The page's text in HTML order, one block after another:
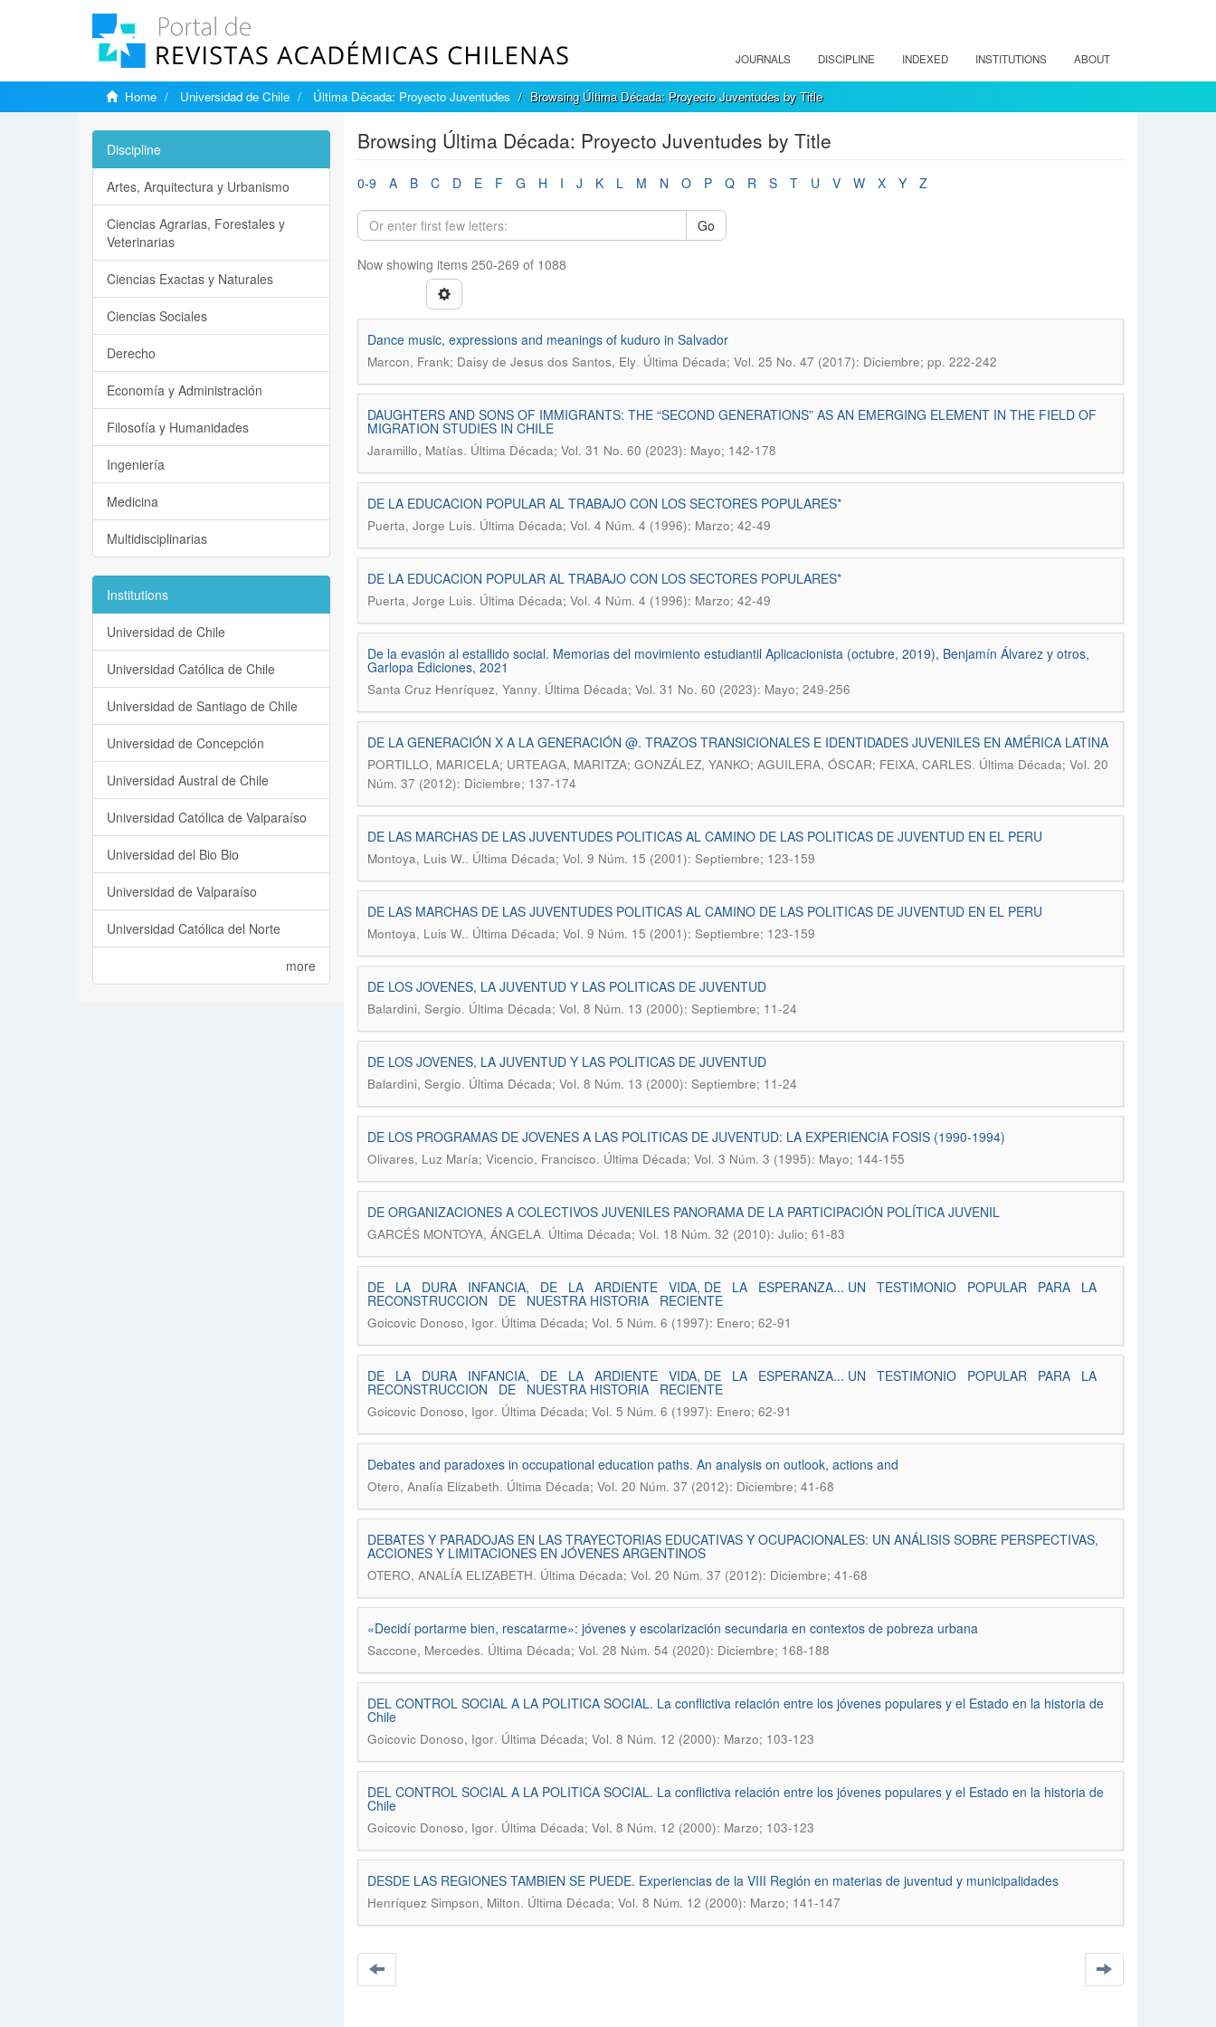
JOURNALS DISCIPLINE INDEXED INSTITUTIONS ABOUT
Home Universidad de Chile Última Década: Proyecto Juventudes Browsing Última Década: Proyecto Juventudes by Title
Browsing Última Década: Proyecto Juventudes by Title
0-9 A B C D E F G H I J K L M N O P Q R S T U V W X Y Z
Go
Now showing items 250-269 of 1088
Dance music, expressions and meanings of kuduro in Salvador
Marcon, Frank; Daisy de Jesus dos Santos, Ely. Última Década; Vol. 25 No. 47 (2017): Diciembre; pp. 222-242
DAUGHTERS AND SONS OF IMMIGRANTS: THE “SECOND GENERATIONS” AS AN EMERGING ELEMENT IN THE FIELD OF
MIGRATION STUDIES IN CHILE
Jaramillo, Matías. Última Década; Vol. 31 No. 60 (2023): Mayo; 142-178
DE LA EDUCACION POPULAR AL TRABAJO CON LOS SECTORES POPULARES*
Puerta, Jorge Luis. Última Década; Vol. 4 Núm. 4 (1996): Marzo; 42-49
DE LA EDUCACION POPULAR AL TRABAJO CON LOS SECTORES POPULARES*
Puerta, Jorge Luis. Última Década; Vol. 4 Núm. 4 (1996): Marzo; 42-49
De la evasión al estallido social. Memorias del movimiento estudiantil Aplicacionista (octubre, 2019), Benjamín Álvarez y otros,
Garlopa Ediciones, 2021
Santa Cruz Henríquez, Yanny. Última Década; Vol. 31 No. 60 (2023): Mayo; 249-256
DE LA GENERACIÓN X A LA GENERACIÓN @. TRAZOS TRANSICIONALES E IDENTIDADES JUVENILES EN AMÉRICA LATINA
PORTILLO, MARICELA; URTEAGA, MARITZA; GONZÁLEZ, YANKO; AGUILERA, ÓSCAR; FEIXA, CARLES. Última Década; Vol. 20
Núm. 37 (2012): Diciembre; 137-174
DE LAS MARCHAS DE LAS JUVENTUDES POLITICAS AL CAMINO DE LAS POLITICAS DE JUVENTUD EN EL PERU
Montoya, Luis W.. Última Década; Vol. 9 Núm. 15 (2001): Septiembre; 123-159
DE LAS MARCHAS DE LAS JUVENTUDES POLITICAS AL CAMINO DE LAS POLITICAS DE JUVENTUD EN EL PERU
Montoya, Luis W.. Última Década; Vol. 9 Núm. 15 (2001): Septiembre; 123-159
DE LOS JOVENES, LA JUVENTUD Y LAS POLITICAS DE JUVENTUD
Balardini, Sergio. Última Década; Vol. 8 Núm. 13 (2000): Septiembre; 11-24
DE LOS JOVENES, LA JUVENTUD Y LAS POLITICAS DE JUVENTUD
Balardini, Sergio. Última Década; Vol. 8 Núm. 13 (2000): Septiembre; 11-24
DE LOS PROGRAMAS DE JOVENES A LAS POLITICAS DE JUVENTUD: LA EXPERIENCIA FOSIS (1990-1994)
Olivares, Luz María; Vicencio, Francisco. Última Década; Vol. 3 Núm. 3 (1995): Mayo; 144-155
DE ORGANIZACIONES A COLECTIVOS JUVENILES PANORAMA DE LA PARTICIPACIÓN POLÍTICA JUVENIL
GARCÉS MONTOYA, ÁNGELA. Última Década; Vol. 18 Núm. 32 (2010): Julio; 61-83
DE LA DURA INFANCIA, DE LA ARDIENTE VIDA, DE LA ESPERANZA... UN TESTIMONIO POPULAR PARA LA
RECONSTRUCCION DE NUESTRA HISTORIA RECIENTE
Goicovic Donoso, Igor. Última Década; Vol. 5 Núm. 6 (1997): Enero; 62-91
DE LA DURA INFANCIA, DE LA ARDIENTE VIDA, DE LA ESPERANZA... UN TESTIMONIO POPULAR PARA LA
RECONSTRUCCION DE NUESTRA HISTORIA RECIENTE
Goicovic Donoso, Igor. Última Década; Vol. 5 Núm. 6 (1997): Enero; 62-91
Debates and paradoxes in occupational education paths. An analysis on outlook, actions and
Otero, Analía Elizabeth. Última Década; Vol. 20 Núm. 37 (2012): Diciembre; 41-68
DEBATES Y PARADOJAS EN LAS TRAYECTORIAS EDUCATIVAS Y OCUPACIONALES: UN ANÁLISIS SOBRE PERSPECTIVAS,
ACCIONES Y LIMITACIONES EN JÓVENES ARGENTINOS
OTERO, ANALÍA ELIZABETH. Última Década; Vol. 20 Núm. 37 (2012): Diciembre; 41-68
«Decidí portarme bien, rescatarme»: jóvenes y escolarización secundaria en contextos de pobreza urbana
Saccone, Mercedes. Última Década; Vol. 28 Núm. 54 (2020): Diciembre; 168-188
DEL CONTROL SOCIAL A LA POLITICA SOCIAL. La conflictiva relación entre los jóvenes populares y el Estado en la historia de
Chile
Goicovic Donoso, Igor. Última Década; Vol. 8 Núm. 12 (2000): Marzo; 103-123
DEL CONTROL SOCIAL A LA POLITICA SOCIAL. La conflictiva relación entre los jóvenes populares y el Estado en la historia de
Chile
Goicovic Donoso, Igor. Última Década; Vol. 8 Núm. 12 (2000): Marzo; 103-123
DESDE LAS REGIONES TAMBIEN SE PUEDE. Experiencias de la VIII Región en materias de juventud y municipalidades
Henríquez Simpson, Milton. Última Década; Vol. 8 Núm. 12 (2000): Marzo; 141-147
Discipline
Artes, Arquitectura y Urbanismo
Ciencias Agrarias, Forestales y
Veterinarias
Ciencias Exactas y Naturales
Ciencias Sociales
Derecho
Economía y Administración
Filosofía y Humanidades
Ingeniería
Medicina
Multidisciplinarias
Institutions
Universidad de Chile
Universidad Católica de Chile
Universidad de Santiago de Chile
Universidad de Concepción
Universidad Austral de Chile
Universidad Católica de Valparaíso
Universidad del Bio Bio
Universidad de Valparaíso
Universidad Católica del Norte
more